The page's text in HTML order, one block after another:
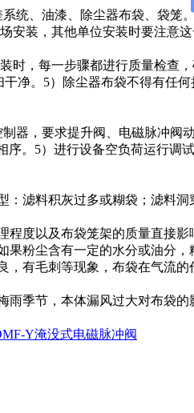
统、油漆、除尘器布袋、袋笼
安装，其他单位安装时要注意这
时，每一步骤都进行质量检查
净。5）除尘器布袋不得有任
器，要求提升阀、电磁脉冲阀
。5）进行设备空负荷运行调
滤料积灰过多或糊袋；滤料洞
度以及布袋笼架的质量直接影
粉尘含有一定的水分或油分，
有毛刺等现象，布袋在气流
季节，本体漏风过大对布袋
Y淹没式电磁脉冲阀